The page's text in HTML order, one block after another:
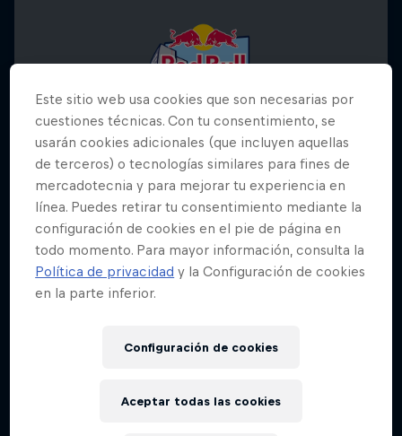
Red Bull Building Drop
25 Septiembre 2025
Ver la repetición
Este sitio web usa cookies que son necesarias por
cuestiones técnicas. Con tu consentimiento, se
usarán cookies adicionales (que incluyen aquellas
de terceros) o tecnologías similares para fines de
mercadotecnia y para mejorar tu experiencia en
línea. Puedes retirar tu consentimiento mediante la
configuración de cookies en el pie de página en
todo momento. Para mayor información, consulta la
Política de privacidad y la Configuración de cookies
en la parte inferior.
Configuración de cookies
Aceptar todas las cookies